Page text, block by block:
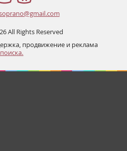
All Rights Reserved
продвижение и реклама